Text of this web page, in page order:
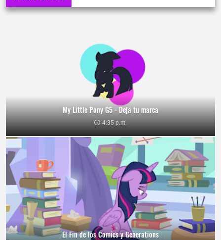
My Little Pony G5 - Deja tu marca
4:35 p.m.
El Fin de los Comics y Generations